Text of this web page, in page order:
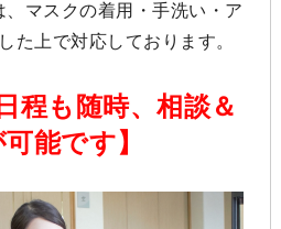
マスクの着用・手洗い・ア
た上で対応しております。
程も随時、相談＆
能です】